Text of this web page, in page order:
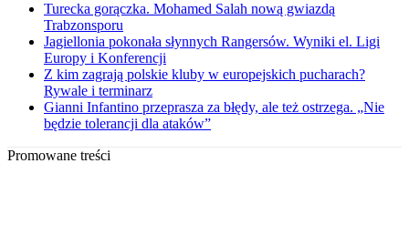
Turecka gorączka. Mohamed Salah nową gwiazdą
Trabzonsporu
Jagiellonia pokonała słynnych Rangersów. Wyniki el. Ligi
Europy i Konferencji
Z kim zagrają polskie kluby w europejskich pucharach?
Rywale i terminarz
Gianni Infantino przeprasza za błędy, ale też ostrzega. „Nie
będzie tolerancji dla ataków”
Promowane treści